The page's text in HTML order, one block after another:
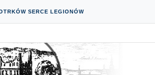
SERCE LEGIONÓW